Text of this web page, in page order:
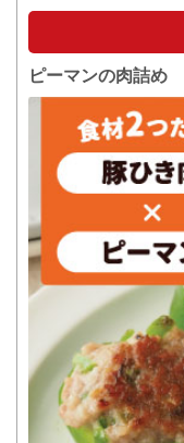
ピーマンの肉詰め